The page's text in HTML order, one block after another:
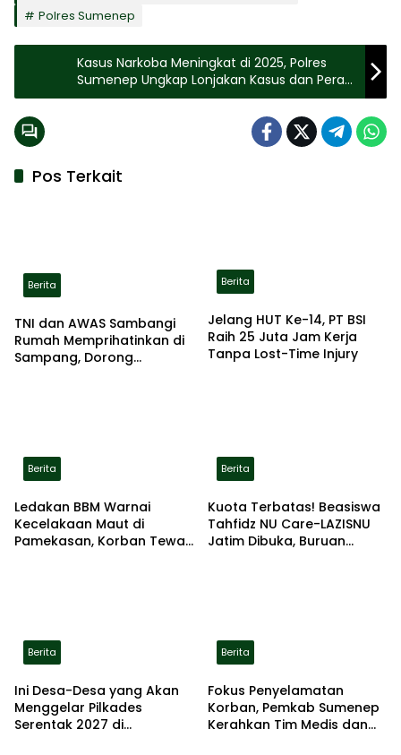
Polres Sumenep
Kasus Narkoba Meningkat di 2025, Polres
Sumenep Ungkap Lonjakan Kasus dan Peran
Bandar
Pos Terkait
Berita
TNI dan AWAS Sambangi
Rumah Memprihatinkan di
Sampang, Dorong
Berita
Jelang HUT Ke-14, PT BSI
Raih 25 Juta Jam Kerja
Tanpa Lost-Time Injury
Berita
Ledakan BBM Warnai
Kecelakaan Maut di
Pamekasan, Korban Tewas
Berita
Kuota Terbatas! Beasiswa
Tahfidz NU Care-LAZISNU
Jatim Dibuka, Buruan
Berita
Ini Desa-Desa yang Akan
Menggelar Pilkades
Serentak 2027 di
Berita
Fokus Penyelamatan
Korban, Pemkab Sumenep
Kerahkan Tim Medis dan